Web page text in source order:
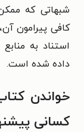
شبهاتی که
کافی پیرامون
استناد به
داده شده است.
خواندن
کسانی